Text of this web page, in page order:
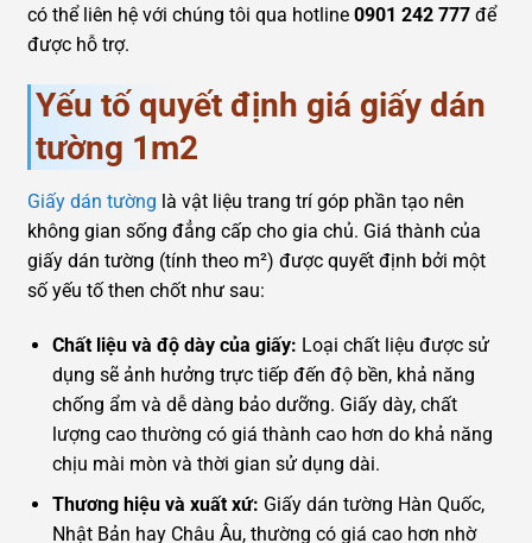
có thể liên hệ với chúng tôi qua hotline 0901 242 777 để
được hỗ trợ.
Yếu tố quyết định giá giấy dán
tường 1m2
Giấy dán tường là vật liệu trang trí góp phần tạo nên
không gian sống đẳng cấp cho gia chủ. Giá thành của
giấy dán tường (tính theo m²) được quyết định bởi một
số yếu tố then chốt như sau:
Chất liệu và độ dày của giấy: Loại chất liệu được sử
dụng sẽ ảnh hưởng trực tiếp đến độ bền, khả năng
chống ẩm và dễ dàng bảo dưỡng. Giấy dày, chất
lượng cao thường có giá thành cao hơn do khả năng
chịu mài mòn và thời gian sử dụng dài.
Thương hiệu và xuất xứ: Giấy dán tường Hàn Quốc,
Nhật Bản hay Châu Âu, thường có giá cao hơn nhờ